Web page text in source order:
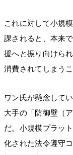
これに対して小規
課されると、本来
援へと振り向けら
消費されてしまうこ
ワン氏が懸念して
大手の「防御壁（
だ。小規模プラッ
化された法令遵守